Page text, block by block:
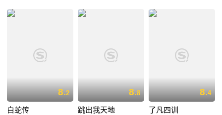
8.2
白蛇传
8.8
跳出我天地
8.4
了凡四训